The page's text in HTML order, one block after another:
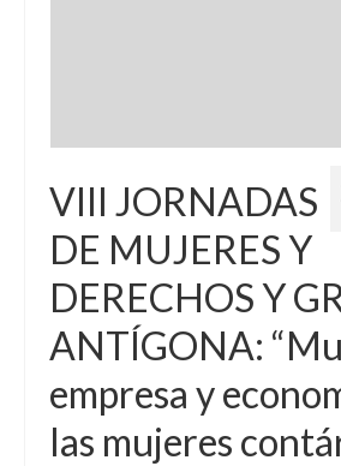
VIII JORNADAS
DE MUJERES Y
DERECHOS Y
ANTÍGONA:
empresa y
las mujeres